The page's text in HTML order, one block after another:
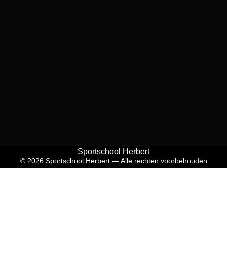
Sportschool Herbert
© 2026 Sportschool Herbert — Alle rechten voorbehouden